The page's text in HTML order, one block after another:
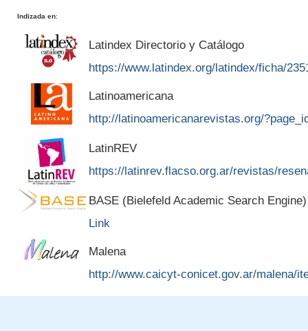
Indizada en:
Latindex Directorio y Catálogo
https://www.latindex.org/latindex/ficha/
Latinoamericana
http://latinoamericanarevistas.org/
LatinREV
https://latinrev.flacso.org.ar/revistas/
BASE (Bielefeld Academic Search Engine)
Link
Malena
http://www.caicyt-conicet.gov.ar/malena/